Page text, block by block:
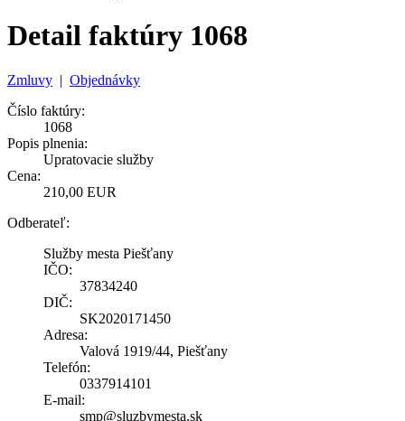
Detail faktúry 1068
Zmluvy | Objednávky
Číslo faktúry:
1068
Popis plnenia:
Upratovacie služby
Cena:
210,00 EUR
Odberateľ:
Služby mesta Piešťany
IČO:
37834240
DIČ:
SK2020171450
Adresa:
Valová 1919/44, Piešťany
Telefón:
0337914101
E-mail:
smp@sluzbymesta.sk